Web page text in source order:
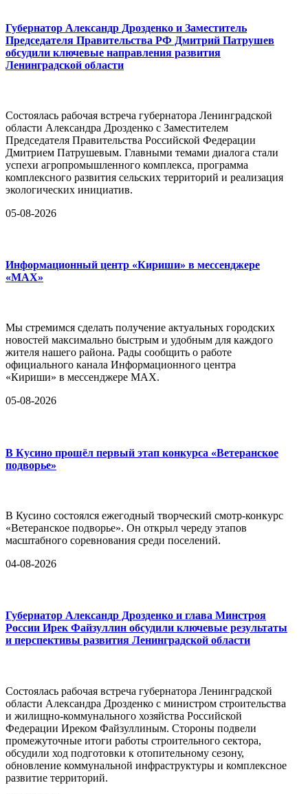
Губернатор Александр Дрозденко и Заместитель
Председателя Правительства РФ Дмитрий Патрушев
обсудили ключевые направления развития
Ленинградской области
Состоялась рабочая встреча губернатора Ленинградской
области Александра Дрозденко с Заместителем
Председателя Правительства Российской Федерации
Дмитрием Патрушевым. Главными темами диалога стали
успехи агропромышленного комплекса, программа
комплексного развития сельских территорий и реализация
экологических инициатив.
05-08-2026
Информационный центр «Кириши» в мессенджере
«MAX»
Мы стремимся сделать получение актуальных городских
новостей максимально быстрым и удобным для каждого
жителя нашего района. Рады сообщить о работе
официального канала Информационного центра
«Кириши» в мессенджере MAX.
05-08-2026
В Кусино прошёл первый этап конкурса «Ветеранское
подворье»
В Кусино состоялся ежегодный творческий смотр-конкурс
«Ветеранское подворье». Он открыл череду этапов
масштабного соревнования среди поселений.
04-08-2026
Губернатор Александр Дрозденко и глава Минстроя
России Ирек Файзуллин обсудили ключевые результаты
и перспективы развития Ленинградской области
Состоялась рабочая встреча губернатора Ленинградской
области Александра Дрозденко с министром строительства
и жилищно-коммунального хозяйства Российской
Федерации Иреком Файзуллиным. Стороны подвели
промежуточные итоги работы строительного сектора,
обсудили ход подготовки к отопительному сезону,
обновление коммунальной инфраструктуры и комплексное
развитие территорий.